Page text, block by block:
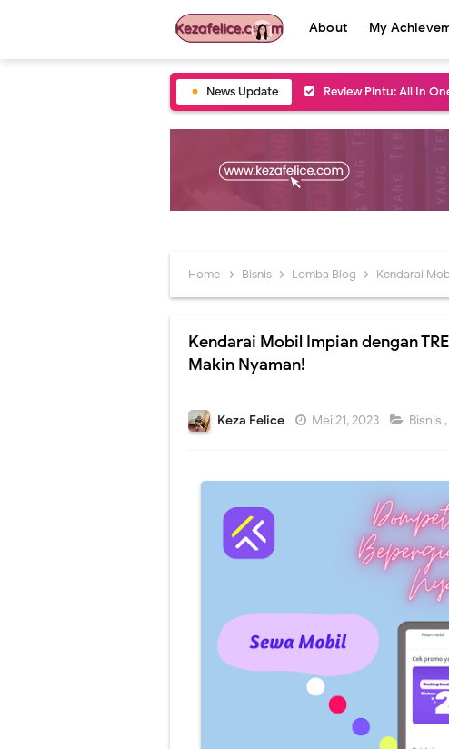
About My
News Update Review Pintu: All In
6 Kue khas Lebaran
5 Tips Mudik Lebaran
2 Tempat Wisata
5 Tempat Wisata
5 Kegiatan Sosial di
6 Jenis Takjil
Susu Kambing Etawa
7 Jajanan Khas
5 Menu Sahur Praktis
Rekomendasi 4 Susu
6 Cara Menjaga
6 Tips Berpuasa di
Home Bisnis Lomba Blog Kendarai Mobil
Kendarai Mobil Impian dengan
Makin Nyaman!
Keza Felice Mei 21, 2023 Bisnis ,